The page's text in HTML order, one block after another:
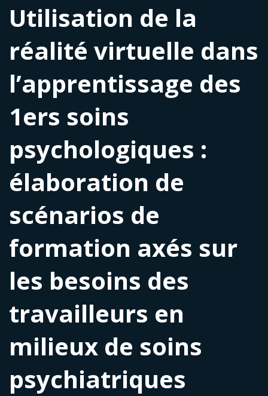
Utilisation de la
réalité virtuelle dans
l’apprentissage des
1ers soins
psychologiques :
élaboration de
scénarios de
formation axés sur
les besoins des
travailleurs en
milieux de soins
psychiatriques